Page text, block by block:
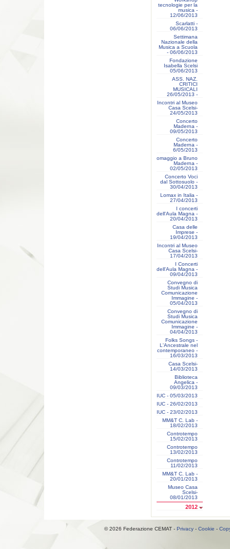
tecnologie per la
musica -
12/06/2013
Scarlatti -
06/06/2013
Settimana
Nazionale della
Musica a Scuola
- 06/06/2013
Fondazione
Isabella Scelsi
05/06/2013
ASS. NAZ.
CRITICI
MUSICALI
26/05/2013 -
Incontri al Museo
Casa Scelsi-
24/05/2013
Concerto
Maderna -
09/05/2013
Concerto
Maderna -
6/05/2013
omaggio a Bruno
Maderna -
02/05/2013
Concerto Voci
dal Sottosuolo -
30/04/2013
Lomax in Italia -
27/04/2013
I concerti
dell'Aula Magna -
20/04/2013
Casa delle
Imprese -
19/04/2013
Incontri al Museo
Casa Scelsi-
17/04/2013
I Concerti
dell'Aula Magna -
09/04/2013
Convegno di
Studi Musica
Comunicazione
Immagine -
05/04/2013
Convegno di
Studi Musica
Comunicazione
Immagine -
04/04/2013
Folks Songs -
L'Ancestrale nel
contemporaneo -
16/03/2013
Casa Scelsi-
14/03/2013
Biblioteca
Angelica -
09/03/2013
IUC - 05/03/2013
IUC - 26/02/2013
IUC - 23/02/2013
MM&T C. Lab -
18/02/2013
Controtempo
15/02/2013
Controtempo
13/02/2013
Controtempo
11/02/2013
MM&T C. Lab -
20/01/2013
Museo Casa
Scelsi-
08/01/2013
2012
© 2026 Federazione CEMAT - Privacy - Cookie -